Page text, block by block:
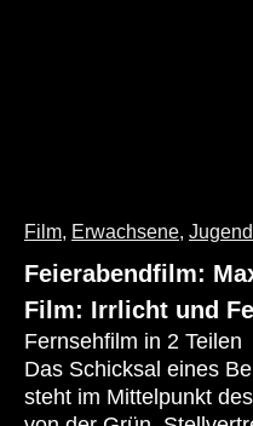
Film, Erwachsene,
Feierabendfilm:
Film: Irrlicht und
Fernsehfilm in 2 Teilen
Das Schicksal eines
steht im Mittelpunkt